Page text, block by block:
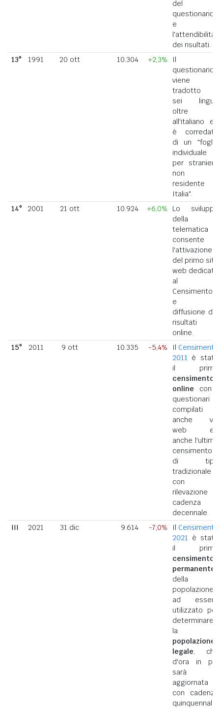
del
questionario
e
l'attendibilità
dei risultati.
13°
1991 20 ott 10.304 +2,3%
Il
questionario
viene
tradotto in
sei lingue
oltre
all'italiano ed
è corredato
di un "foglio
individuale
per straniero
non
residente in
Italia".
14°
2001 21 ott 10.924 +6,0%
Lo sviluppo
della
telematica
consente
l'attivazione
del primo sito
web dedicato
al
Censimento
e la
diffusione dei
risultati
online.
15°
2011 9 ott 10.335 -5,4% Il Censimento
2011 è stato
il primo
censimento
online con i
questionari
compilati
anche via
web ed
anche l'ultimo
censimento
di tipo
tradizionale
con
rilevazione a
cadenza
decennale.
III
2021 31 dic 9.614 -7,0% Il Censimento
2021 è stato
il primo
censimento
permanente
della
popolazione
ad essere
utilizzato per
determinare
la
popolazione
legale, che
d'ora in poi
sarà
aggiornata
con cadenza
quinquennale